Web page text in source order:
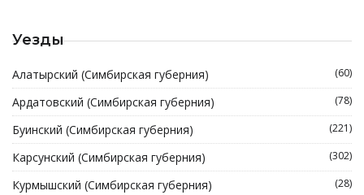
Уезды
Алатырский (Симбирская губерния) (60)
Ардатовский (Симбирская губерния) (78)
Буинский (Симбирская губерния) (221)
Карсунский (Симбирская губерния) (302)
Курмышский (Симбирская губерния) (28)